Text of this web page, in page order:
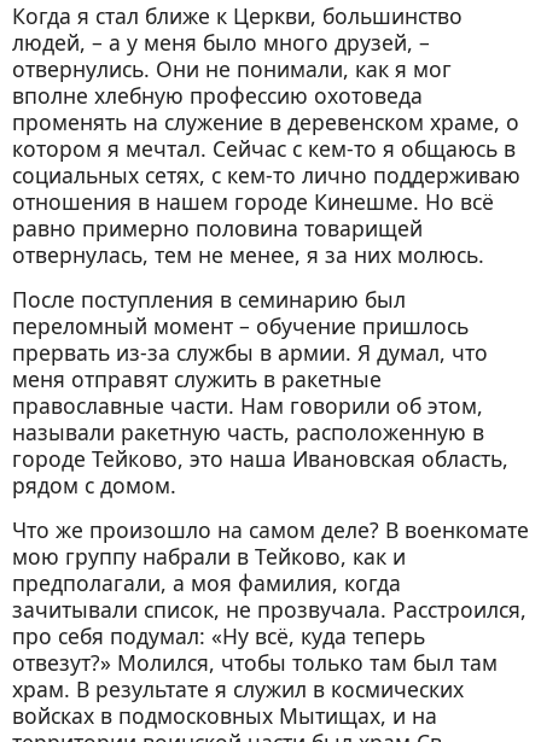
Когда я стал ближе к Церкви, большинство
людей, – а у меня было много друзей, –
отвернулись. Они не понимали, как я мог
вполне хлебную профессию охотоведа
променять на служение в деревенском храме, о
котором я мечтал. Сейчас с кем-то я общаюсь в
социальных сетях, с кем-то лично поддерживаю
отношения в нашем городе Кинешме. Но всё
равно примерно половина товарищей
отвернулась, тем не менее, я за них молюсь.
После поступления в семинарию был
переломный момент – обучение пришлось
прервать из-за службы в армии. Я думал, что
меня отправят служить в ракетные
православные части. Нам говорили об этом,
называли ракетную часть, расположенную в
городе Тейково, это наша Ивановская область,
рядом с домом.
Что же произошло на самом деле? В военкомате
мою группу набрали в Тейково, как и
предполагали, а моя фамилия, когда
зачитывали список, не прозвучала. Расстроился,
про себя подумал: «Ну всё, куда теперь
отвезут?» Молился, чтобы только там был там
храм. В результате я служил в космических
войсках в подмосковных Мытищах, и на